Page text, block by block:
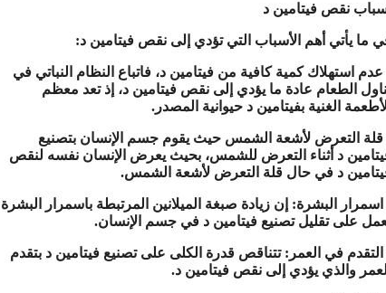
نقص فيتامين د
ما يأتي أهم الأسباب التي تؤدي إلى نقص فيتامين د:
استهلاك كمية كافية من فيتامين د، فاتباع النظام النباتي في
الطعام عادة ما يؤدي إلى نقص فيتامين د، إذ تعد معظم
الغنية بفيتامين د حيوانية المصدر.
قلة التعرض لأشعة الشمس حيث يقوم جسم الإنسان بتصنيع
د أثناء التعرض للشمس، بحيث يعرض الإنسان نفسه لنقص
د في حال قلة التعرض لأشعة الشمس.
البشرة: إن زيادة صبغة الميلانين المرتبطة باسمرار البشرة
على تقليل تصنيع فيتامين د في جسم الإنسان.
في العمر: تتناقص قدرة الكلى على تصنيع فيتامين د بتقدم
العمر والذي يؤدي إلى نقص فيتامين د.